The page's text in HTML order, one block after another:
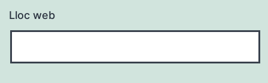
Lloc web